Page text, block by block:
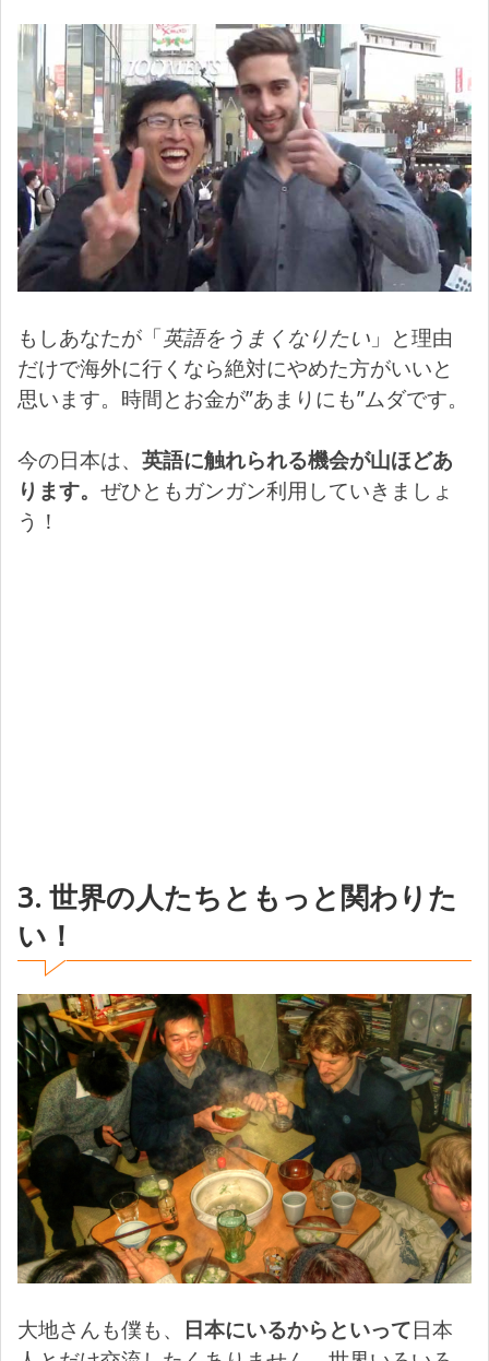
もしあなたが「英語をうまくなりたい 」と理由
だけで海外に行くなら絶対にやめた方がいいと
思います。時間とお金が”あまりにも”ムダです。
今の日本は、 英語に触れられる機会が山ほどあ
ります。 ぜひともガンガン利用していきましょ
う！
3. 世界の人たちともっと関わりた
い！
大地さんも僕も、 日本にいるからといって日本